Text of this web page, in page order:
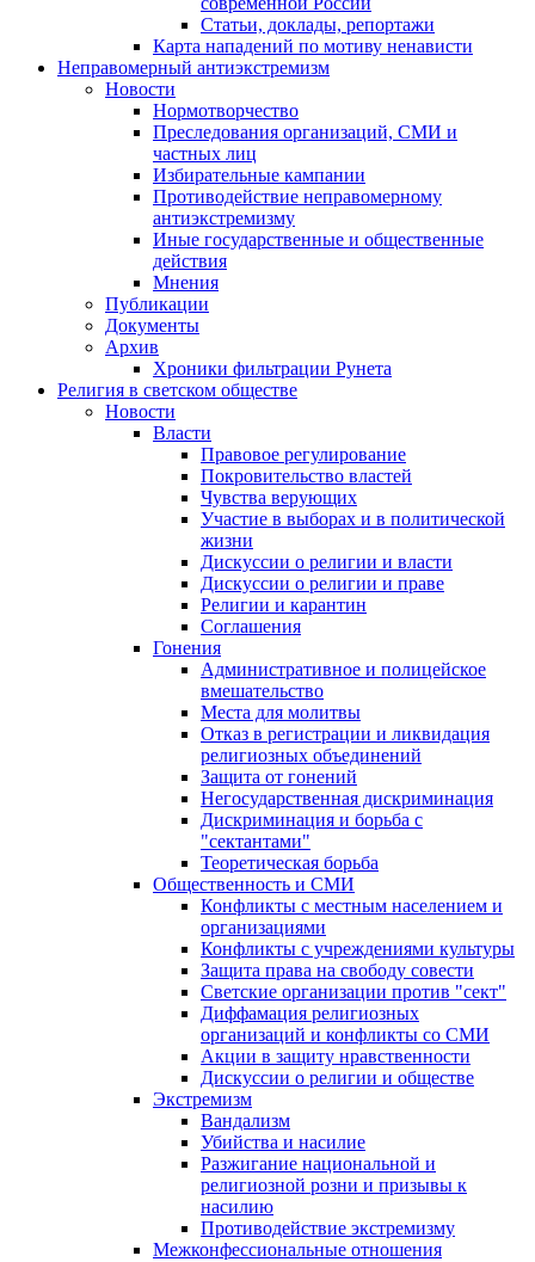
Статьи, доклады, репортажи
Карта нападений по мотиву ненависти
Неправомерный антиэкстремизм
Новости
Нормотворчество
Преследования организаций, СМИ и
частных лиц
Избирательные кампании
Противодействие неправомерному
антиэкстремизму
Иные государственные и общественные
действия
Мнения
Публикации
Документы
Архив
Хроники фильтрации Рунета
Религия в светском обществе
Новости
Власти
Правовое регулирование
Покровительство властей
Чувства верующих
Участие в выборах и в политической
жизни
Дискуссии о религии и власти
Дискуссии о религии и праве
Религии и карантин
Соглашения
Гонения
Административное и полицейское
вмешательство
Места для молитвы
Отказ в регистрации и ликвидация
религиозных объединений
Защита от гонений
Негосударственная дискриминация
Дискриминация и борьба с
"сектантами"
Теоретическая борьба
Общественность и СМИ
Конфликты с местным населением и
организациями
Конфликты с учреждениями культуры
Защита права на свободу совести
Светские организации против "сект"
Диффамация религиозных
организаций и конфликты со СМИ
Акции в защиту нравственности
Дискуссии о религии и обществе
Экстремизм
Вандализм
Убийства и насилие
Разжигание национальной и
религиозной розни и призывы к
насилию
Противодействие экстремизму
Межконфессиональные отношения